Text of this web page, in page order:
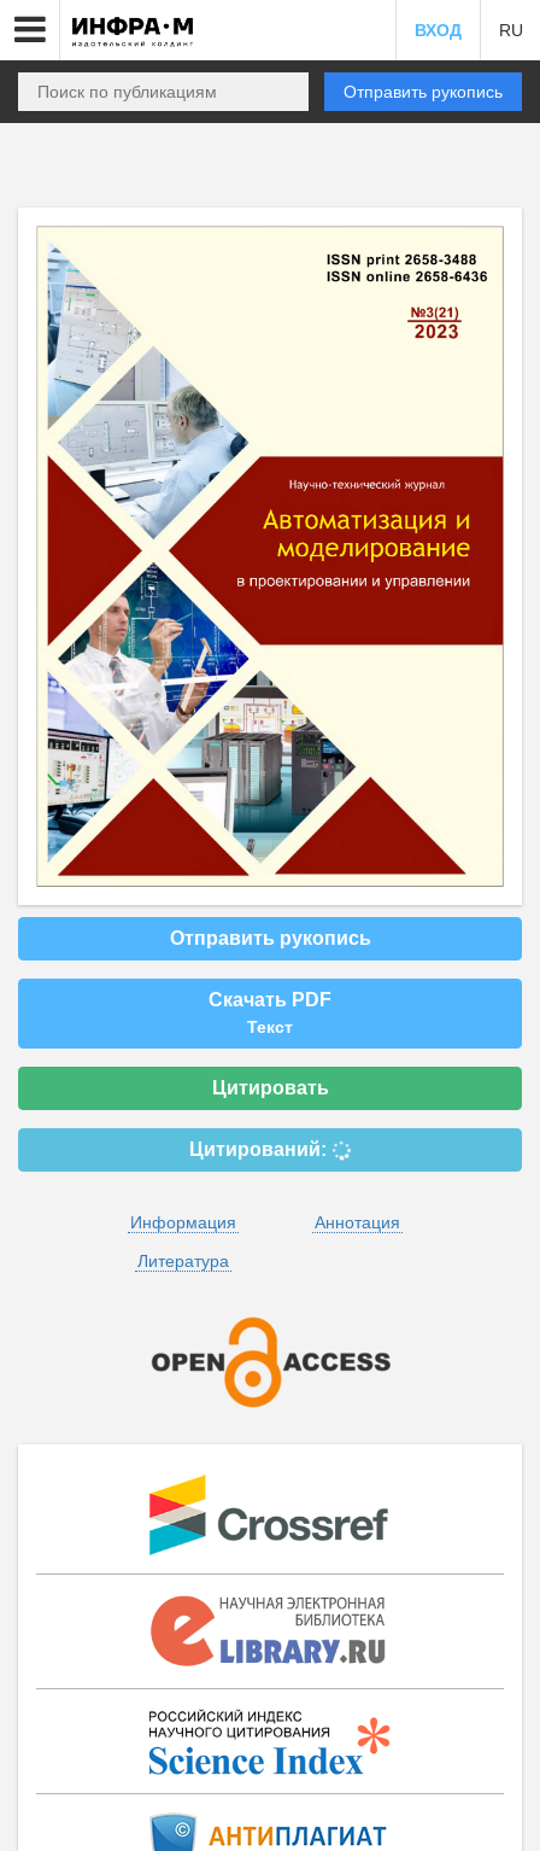
ВХОД RU
Отправить рукопись
Отправить рукопись
Скачать PDF
Текст
Цитировать
Цитирований:
Информация
Аннотация
Литература